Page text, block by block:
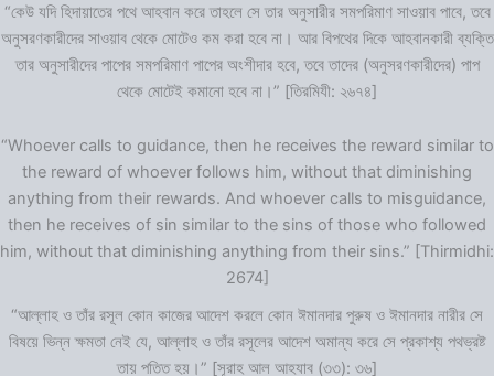
“কেউ যদি হিদায়াতের পথে আহবান করে তাহলে সে তার অনুসারীর সমপরিমাণ সাওয়াব পাবে, তবে
অনুসরণকারীদের সাওয়াব থেকে মোটেও কম করা হবে না। আর বিপথের দিকে আহবানকারী ব্যক্তি
তার অনুসারীদের পাপের সমপরিমাণ পাপের অংশীদার হবে, তবে তাদের (অনুসরণকারীদের) পাপ
থেকে মোটেই কমানো হবে না।” [তিরমিযী: ২৬৭৪]
“Whoever calls to guidance, then he receives the reward similar to
the reward of whoever follows him, without that diminishing
anything from their rewards. And whoever calls to misguidance,
then he receives of sin similar to the sins of those who followed
him, without that diminishing anything from their sins.” [Thirmidhi:
2674]
“আল্লাহ ও তাঁর রসূল কোন কাজের আদেশ করলে কোন ঈমানদার পুরুষ ও ঈমানদার নারীর সে
বিষয়ে ভিন্ন ক্ষমতা নেই যে, আল্লাহ ও তাঁর রসূলের আদেশ অমান্য করে সে প্রকাশ্য পথভ্রষ্ট
তায় পতিত হয়।” [সূরাহ আল আহযাব (৩৩): ৩৬]